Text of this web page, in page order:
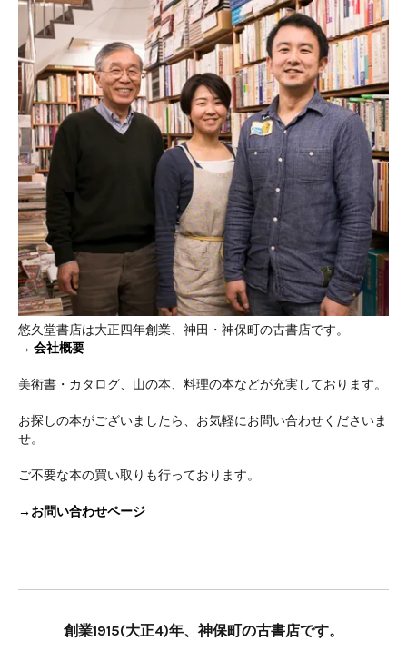
悠久堂書店は大正四年創業、神田・神保町の古書店です。
→ 会社概要
美術書・カタログ、山の本、料理の本などが充実しております。
お探しの本がございましたら、お気軽にお問い合わせくださいま
せ。
ご不要な本の買い取りも行っております。
→お問い合わせページ
創業1915(大正4)年、神保町の古書店です。